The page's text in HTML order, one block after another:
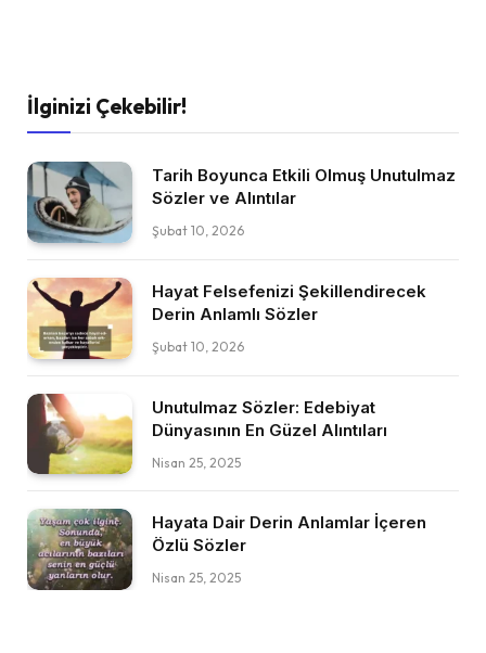
İlginizi Çekebilir!
Tarih Boyunca Etkili Olmuş Unutulmaz
Sözler ve Alıntılar
Şubat 10, 2026
Hayat Felsefenizi Şekillendirecek
Derin Anlamlı Sözler
Şubat 10, 2026
Unutulmaz Sözler: Edebiyat
Dünyasının En Güzel Alıntıları
Nisan 25, 2025
Hayata Dair Derin Anlamlar İçeren
Özlü Sözler
Nisan 25, 2025